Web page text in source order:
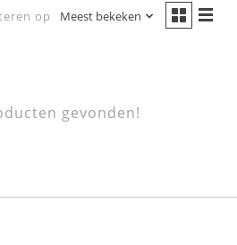
op Meest bekeken
gevonden!